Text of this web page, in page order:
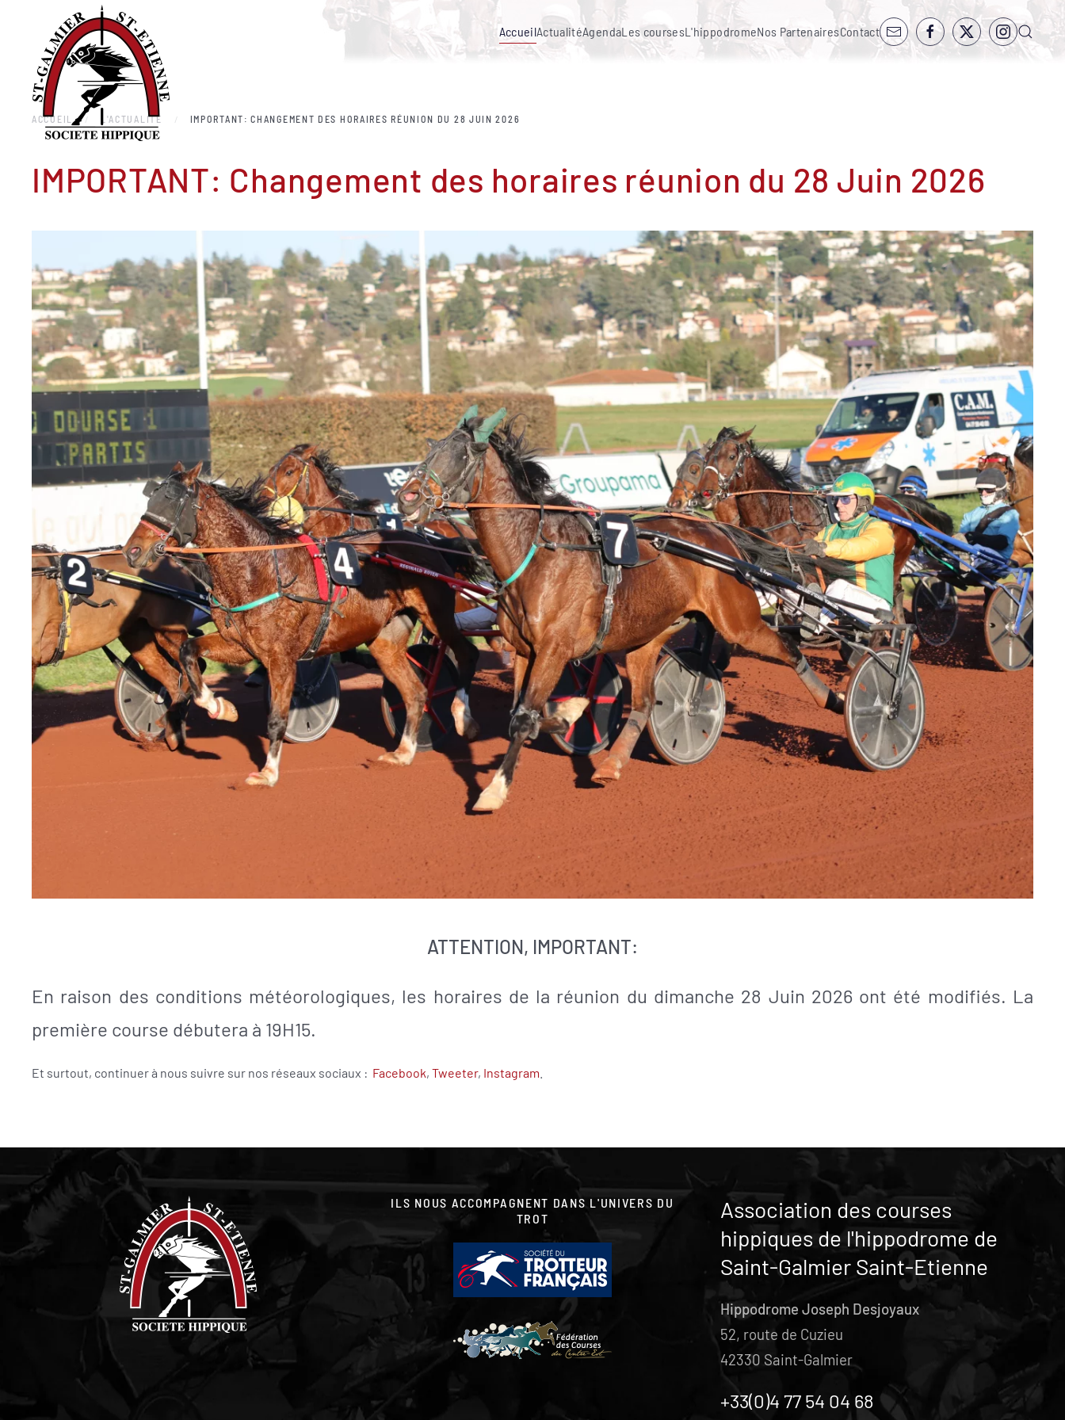
Accéder au contenu principal AccueilActualitéAgendaLes coursesL'hippodromeNos PartenairesContact
ACCUEIL L'ACTUALITÉ IMPORTANT: CHANGEMENT DES HORAIRES RÉUNION DU 28 JUIN 2026
IMPORTANT: Changement des horaires réunion du 28 Juin 2026
ATTENTION, IMPORTANT:
En raison des conditions météorologiques, les horaires de la réunion du dimanche 28 Juin 2026 ont été modifiés. La
première course débutera à 19H15.
Et surtout, continuer à nous suivre sur nos réseaux sociaux : Facebook, Tweeter, Instagram
ILS NOUS ACCOMPAGNENT DANS L'UNIVERS DU
TROT
Association des courses
hippiques de l'hippodrome de
Saint-Galmier Saint-Etienne
Hippodrome Joseph Desjoyaux
52, route de Cuzieu
42330 Saint-Galmier
+33(0)4 77 54 04 68